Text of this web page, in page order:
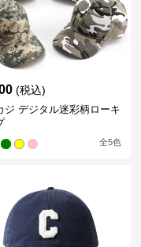
(税込)
ジ デジタル迷彩柄ローキ
全5色